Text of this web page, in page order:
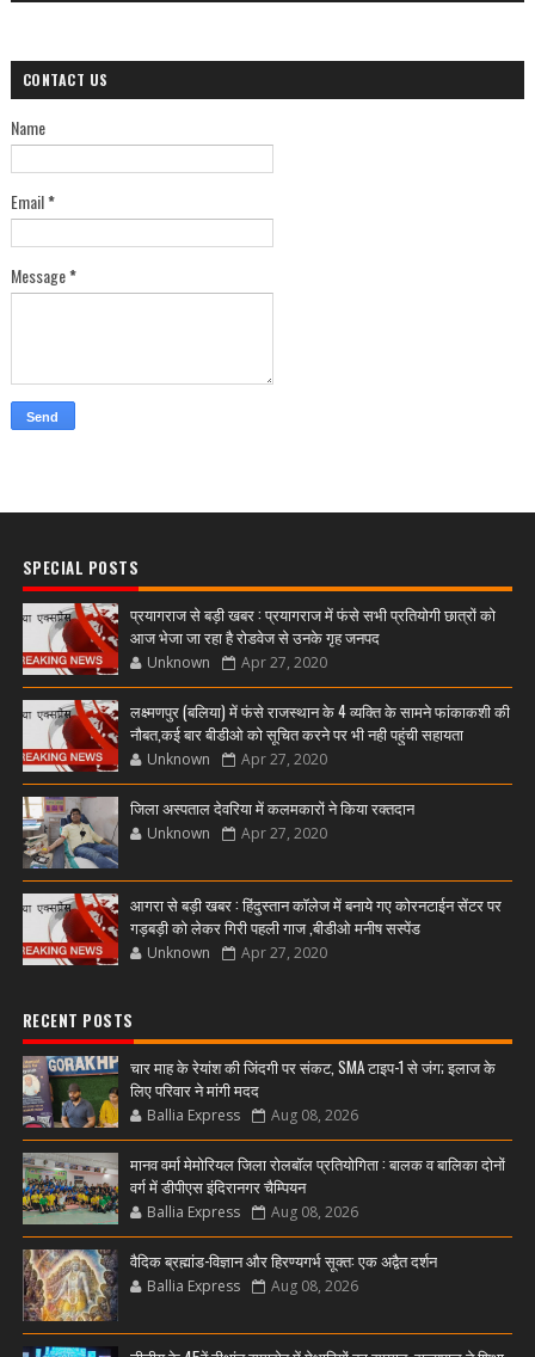
CONTACT US
Name
Email*
Message*
SPECIAL POSTS
प्रयागराज से बड़ी खबर : प्रयागराज में फंसे सभी प्रतियोगी छात्रों को
आज भेजा जा रहा है रोडवेज से उनके गृह जनपद
Unknown Apr 27, 2020
लक्ष्मणपुर (बलिया) में फंसे राजस्थान के 4 व्यक्ति के सामने फांकाकशी की
नौबत,कई बार बीडीओ को सूचित करने पर भी नही पहुंची सहायता
Unknown Apr 27, 2020
जिला अस्पताल देवरिया में कलमकारों ने किया रक्तदान
Unknown Apr 27, 2020
आगरा से बड़ी खबर : हिंदुस्तान कॉलेज में बनाये गए कोरनटाईन सेंटर पर
गड़बड़ी को लेकर गिरी पहली गाज ,बीडीओ मनीष सस्पेंड
Unknown Apr 27, 2020
RECENT POSTS
चार माह के रेयांश की जिंदगी पर संकट, SMA टाइप-1 से जंग; इलाज के
लिए परिवार ने मांगी मदद
Ballia Express Aug 08, 2026
मानव वर्मा मेमोरियल जिला रोलबॉल प्रतियोगिता : बालक व बालिका दोनों
वर्ग में डीपीएस इंदिरानगर चैम्पियन
Ballia Express Aug 08, 2026
वैदिक ब्रह्मांड-विज्ञान और हिरण्यगर्भ सूक्त: एक अद्वैत दर्शन
Ballia Express Aug 08, 2026